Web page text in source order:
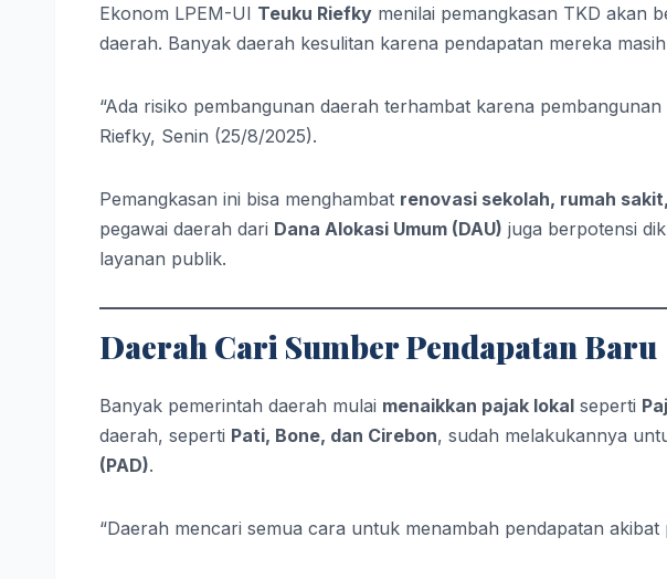
Ekonom LPEM-UI Teuku Riefky menilai pemangkasan TKD akan
daerah. Banyak daerah kesulitan karena pendapatan mereka
“Ada risiko pembangunan daerah terhambat karena
Riefky, Senin (25/8/2025).
Pemangkasan ini bisa menghambat renovasi sekolah, rumah
pegawai daerah dari Dana Alokasi Umum (DAU) juga berpotensi
layanan publik.
Daerah Cari Sumber Pendapatan Baru
Banyak pemerintah daerah mulai menaikkan pajak lokal seperti
daerah, seperti Pati, Bone, dan Cirebon, sudah melakukannya
(PAD).
“Daerah mencari semua cara untuk menambah pendapatan